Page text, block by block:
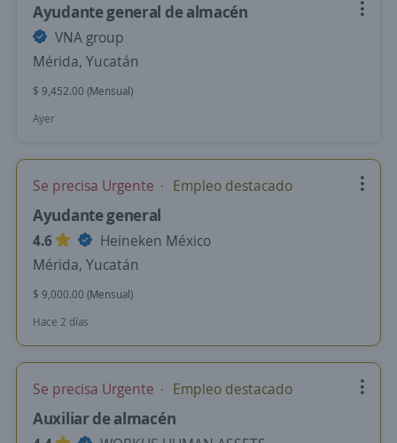
Ayudante general de almacén
VNA group
Mérida, Yucatán
$ 9,452.00 (Mensual)
Ayer
Se precisa Urgente Empleo destacado
Ayudante general
4.6
Heineken México
Mérida, Yucatán
$ 9,000.00 (Mensual)
Hace 2 días
Se precisa Urgente Empleo destacado
Auxiliar de almacén